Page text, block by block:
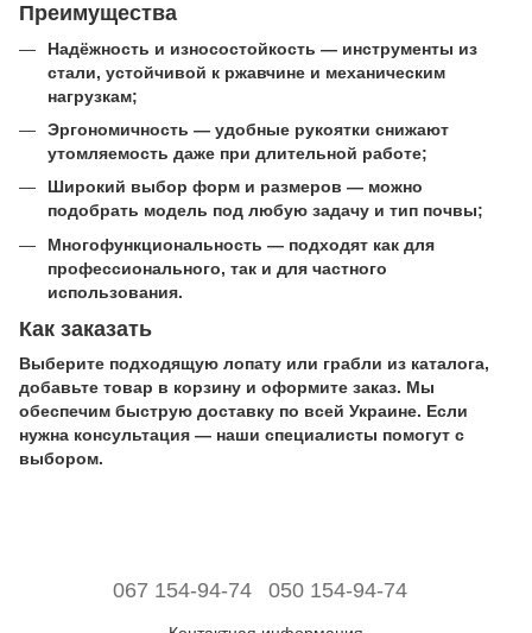
Преимущества
Надёжность и износостойкость — инструменты из
стали, устойчивой к ржавчине и механическим
нагрузкам;
Эргономичность — удобные рукоятки снижают
утомляемость даже при длительной работе;
Широкий выбор форм и размеров — можно
подобрать модель под любую задачу и тип почвы;
Многофункциональность — подходят как для
профессионального, так и для частного
использования.
Как заказать
Выберите подходящую лопату или грабли из каталога,
добавьте товар в корзину и оформите заказ. Мы
обеспечим быструю доставку по всей Украине. Если
нужна консультация — наши специалисты помогут с
выбором.
067 154-94-74 050 154-94-74